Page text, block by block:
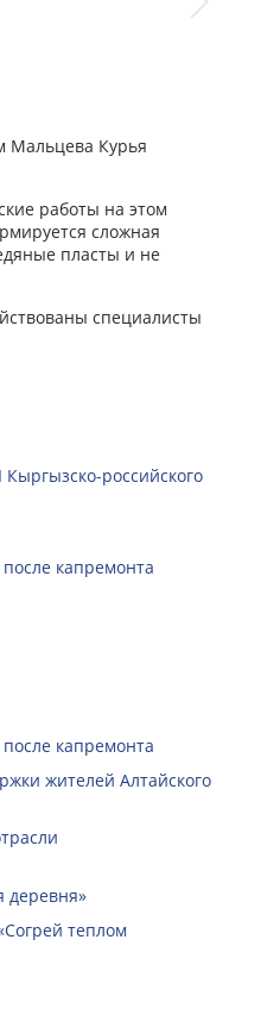
Мальцева Курья
работы на этом
сложная
пласты и не
специалисты
российского
капремонта
капремонта
жителей Алтайского
деревня»
теплом